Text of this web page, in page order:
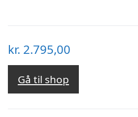
kr. 2.795,00
Gå til shop